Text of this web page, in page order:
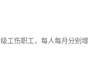
工伤职工，每人每月分别增